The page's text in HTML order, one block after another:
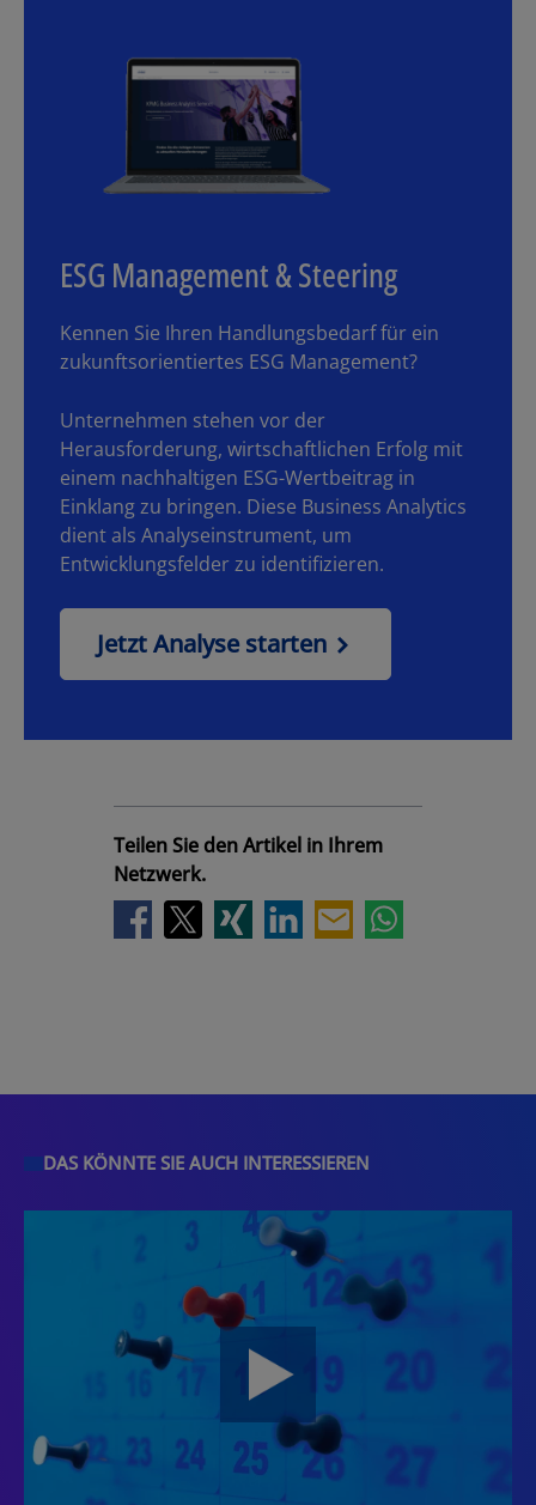
ESG Management & Steering
Kennen Sie Ihren Handlungsbedarf für ein
zukunftsorientiertes ESG Management?
Unternehmen stehen vor der
Herausforderung, wirtschaftlichen Erfolg mit
einem nachhaltigen ESG-Wertbeitrag in
Einklang zu bringen. Diese Business Analytics
dient als Analyseinstrument, um
Entwicklungsfelder zu identifizieren.
Jetzt Analyse starten
Teilen Sie den Artikel in Ihrem
Netzwerk.
DAS KÖNNTE SIE AUCH INTERESSIEREN